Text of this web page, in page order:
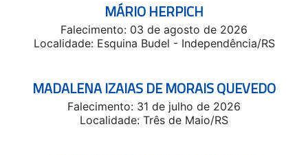
MÁRIO HERPICH
Falecimento: 03 de agosto de 2026
Localidade: Esquina Budel - Independência/RS
MADALENA IZAIAS DE MORAIS QUEVEDO
Falecimento: 31 de julho de 2026
Localidade: Três de Maio/RS